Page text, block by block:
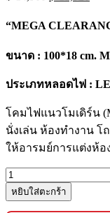
price
฿ 14,900.
price
฿
“MEGA
ขนาด : 100*18 cm.
ประเภทหลอดไฟ :
โคมไฟแนวโมเดิร์น
นั่งเล่น ห้องทำงาน โ
ให้อารมย์การแต่งห้
จำนวน
โคม
หยิบใส่ตะกร้า